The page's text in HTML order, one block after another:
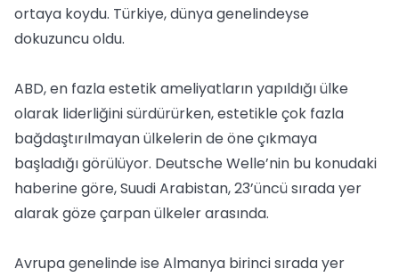
ortaya koydu. Türkiye, dünya genelindeyse
dokuzuncu oldu.
ABD, en fazla estetik ameliyatların yapıldığı ülke
olarak liderliğini sürdürürken, estetikle çok fazla
bağdaştırılmayan ülkelerin de öne çıkmaya
başladığı görülüyor. Deutsche Welle’nin bu konudaki
haberine göre, Suudi Arabistan, 23’üncü sırada yer
alarak göze çarpan ülkeler arasında.
Avrupa genelinde ise Almanya birinci sırada yer